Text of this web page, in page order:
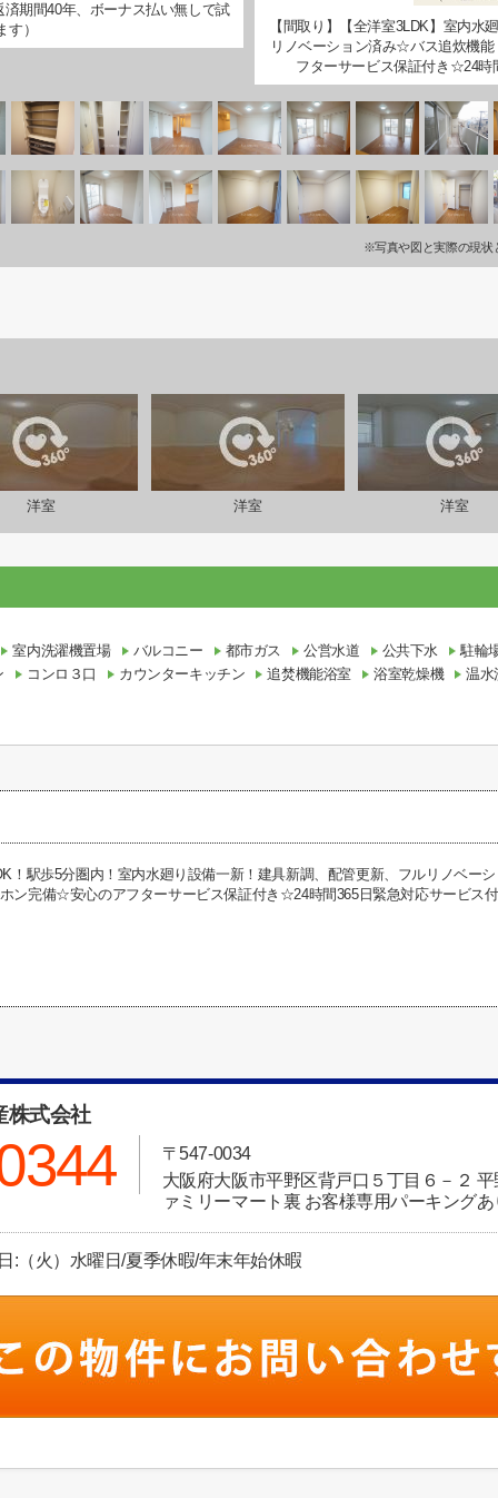
期間40年、ボーナス払い無しで試
す）
【間取り】【全洋室3LDK】室内水
リノベーション済み☆バス追炊機
フターサービス保証付き☆24
※写真や図と実際の現状
洋室 洋室 洋室
室内洗濯機置場 バルコニー 都市ガス 公営水道 公共下水
駐輪
コンロ３口 カウンターキッチン 追焚機能浴室 浴室乾燥機 温水
！駅歩5分圏内！室内水廻り設備一新！建具新調、配管更新、フルリノベー
ン完備☆安心のアフターサービス保証付き☆24時間365日緊急対応サービス
株式会社
〒547-0034
大阪府大阪市平野区背戸口５丁目６－２
ァミリーマート裏 お客様専用パーキングあ
:（火）水曜日/夏季休暇/年末年始休暇